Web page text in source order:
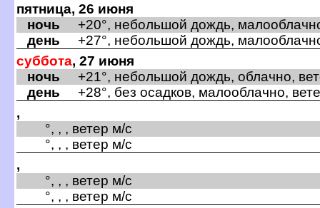
пятница, 26 июня
ночь +20°, небольшой дождь,
день +27°, небольшой дождь,
суббота, 27 июня
ночь +21°, небольшой дождь, облачно,
день +28°, без осадков, малооблачно,
,
°, , , ветер м/с
°, , , ветер м/с
,
°, , , ветер м/с
°, , , ветер м/с